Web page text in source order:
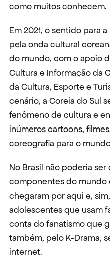
como muitos conhecem.
Em 2021, o sentido para
pela onda cultural
do mundo, com o apoio
Cultura e Informação da
da Cultura, Esporte e
cenário, a Coreia do Sul
fenômeno de cultura e
inúmeros cartoons,
coreografia para o
No Brasil não poderia
componentes do mundo
chegaram por aqui e,
adolescentes que usam
conta do fanatismo que
também, pelo K-Drama,
internet.